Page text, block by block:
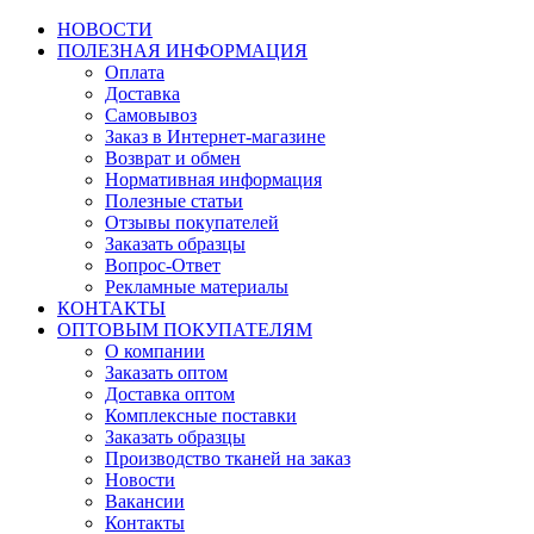
НОВОСТИ
ПОЛЕЗНАЯ ИНФОРМАЦИЯ
Оплата
Доставка
Самовывоз
Заказ в Интернет-магазине
Возврат и обмен
Нормативная информация
Полезные статьи
Отзывы покупателей
Заказать образцы
Вопрос-Ответ
Рекламные материалы
КОНТАКТЫ
ОПТОВЫМ ПОКУПАТЕЛЯМ
О компании
Заказать оптом
Доставка оптом
Комплексные поставки
Заказать образцы
Производство тканей на заказ
Новости
Вакансии
Контакты